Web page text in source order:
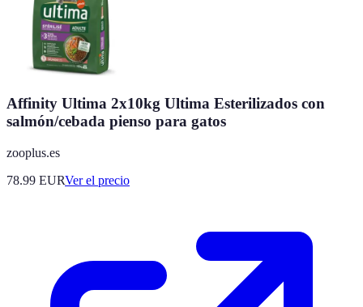
Affinity Ultima 2x10kg Ultima Esterilizados con
salmón/cebada pienso para gatos
zooplus.es
78.99 EURVer el precio